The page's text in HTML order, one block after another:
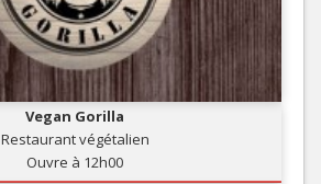
Vegan Gorilla
Restaurant végétalien
Ouvre à 12h00